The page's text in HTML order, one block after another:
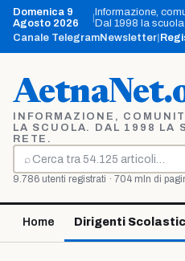
Vai
contenuto
Domenica 9
Agosto 2026
|Informazione,
Dal 1998 la
Canale TelegramNewsletter
INFORMAZIONE,
LA SCUOLA. DAL 1998 LA
RETE.
⌕
Cerca
9.786 utenti registrati · 704 mln di
Home Dirigenti